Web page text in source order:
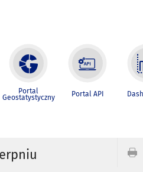
Portal
Geostatystyczny Portal API